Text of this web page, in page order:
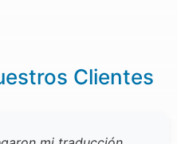
Clientes